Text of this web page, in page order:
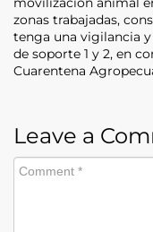
zonas trabajadas,
tenga una vigilancia
de soporte 1 y 2, en
Cuarentena
Leave a